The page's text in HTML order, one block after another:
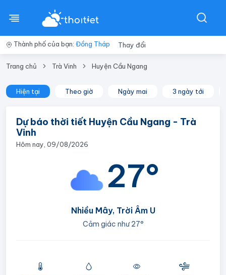
Thành phố của bạn: Đồng Tháp Thay đổi
Trang chủ Trà Vinh Huyện Cầu Ngang
Hiện tại Theo giờ Ngày mai 3 ngày tới
Dự báo thời tiết Huyện Cầu Ngang - Trà
Vinh
Hôm nay, 09/08/2026
27°
Nhiều Mây, Trời Âm U
Cảm giác như27°